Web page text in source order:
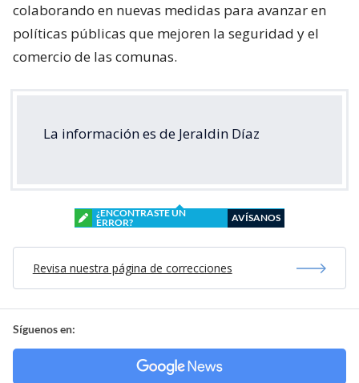
colaborando en nuevas medidas para avanzar en
políticas públicas que mejoren la seguridad y el
comercio de las comunas.
La información es de Jeraldin Díaz
¿ENCONTRASTE UN
ERROR?
AVÍSANOS
Revisa nuestra página de correcciones
Síguenos en: